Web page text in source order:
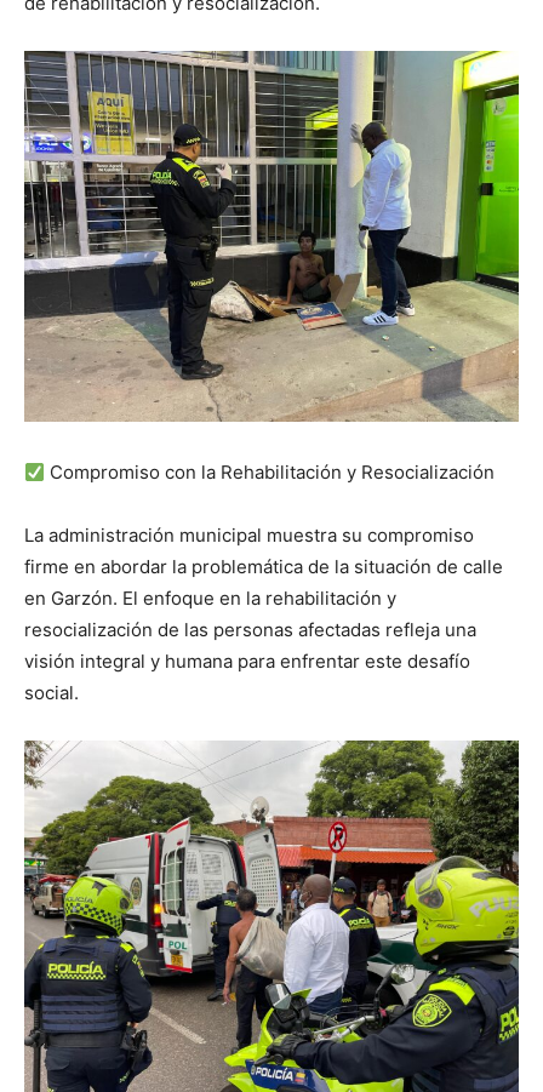
Compromiso con la Rehabilitación y Resocialización
La administración municipal muestra su compromiso
firme en abordar la problemática de la situación de calle
en Garzón. El enfoque en la rehabilitación y
resocialización de las personas afectadas refleja una
visión integral y humana para enfrentar este desafío
social.